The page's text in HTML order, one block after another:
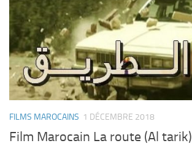
FILMS MAROCAINS 1 DÉCEMBRE 2018
Film Marocain La route (Al tarik) الفيلم